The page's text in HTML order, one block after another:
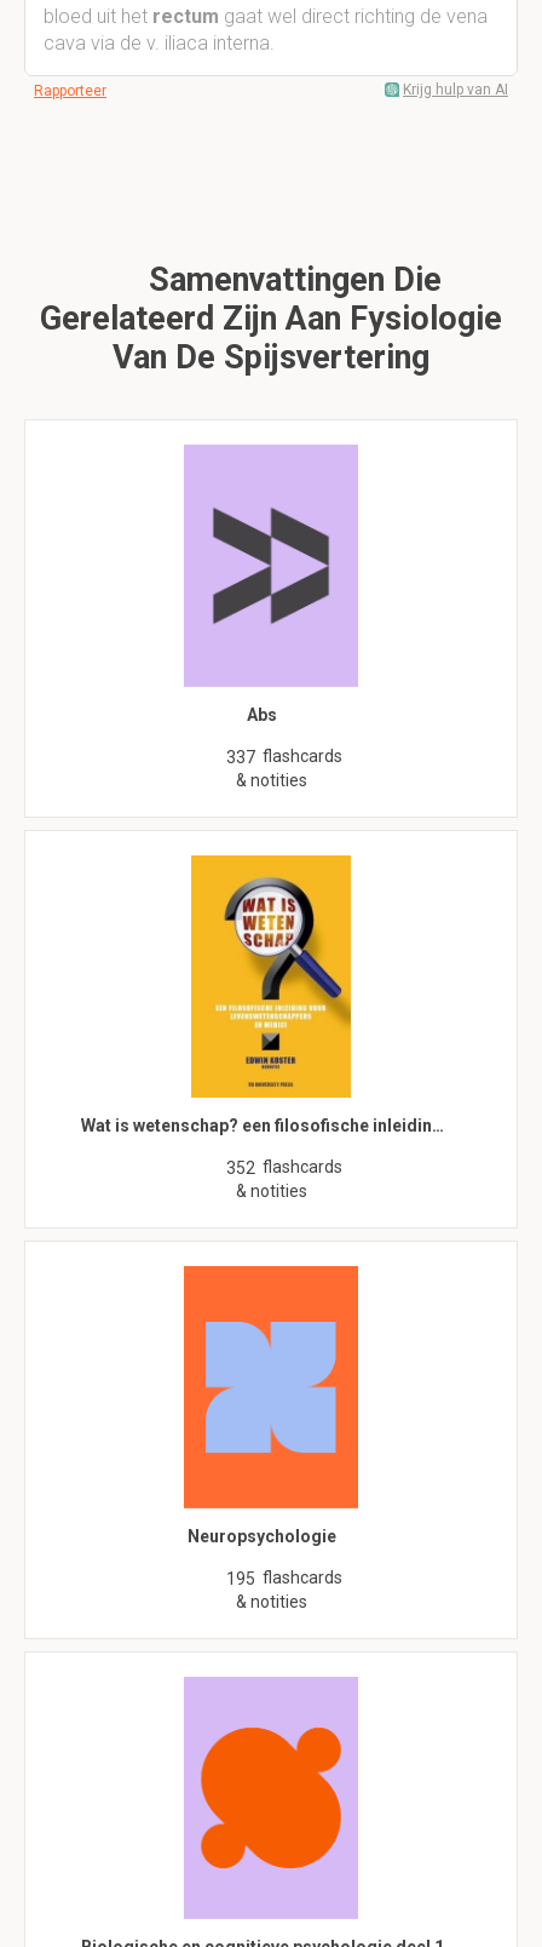
bloed uit het rectum gaat wel direct richting de vena
cava via de v. iliaca interna.
Rapporteer Krijg hulp van AI
Samenvattingen Die
Gerelateerd Zijn Aan Fysiologie
Van De Spijsvertering
Abs
337 flashcards
& notities
Wat is wetenschap? een filosofische inleidin…
352 flashcards
& notities
Neuropsychologie
195 flashcards
& notities